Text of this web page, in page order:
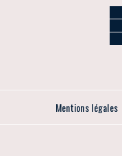
Mentions légales